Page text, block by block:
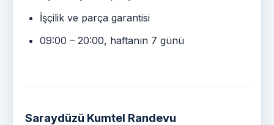
İşçilik ve parça garantisi
09:00 – 20:00, haftanın 7 günü
Saraydüzü Kumtel Randevu